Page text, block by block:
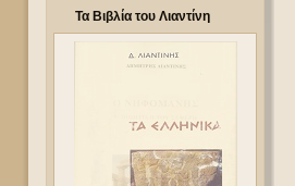
Τα Βιβλία του Λιαντίνη